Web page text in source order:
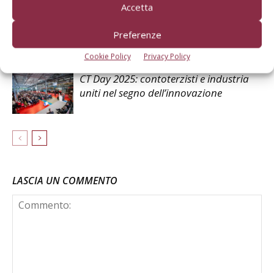
Accetta
Preferenze
Cookie Policy Privacy Policy
Maschio Gaspardo, ricavi 2025 a quota
390 milioni di euro
CT Day 2025: contoterzisti e industria
uniti nel segno dell’innovazione
LASCIA UN COMMENTO